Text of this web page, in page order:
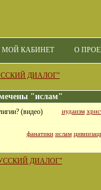
МОЙ КАБИНЕТ О
ДИАЛОГ"
"ислам"
иудаизм
(видео)
фанатики ислам
ДИАЛОГ"